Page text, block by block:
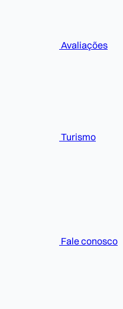
Avaliações
Turismo
Fale conosco